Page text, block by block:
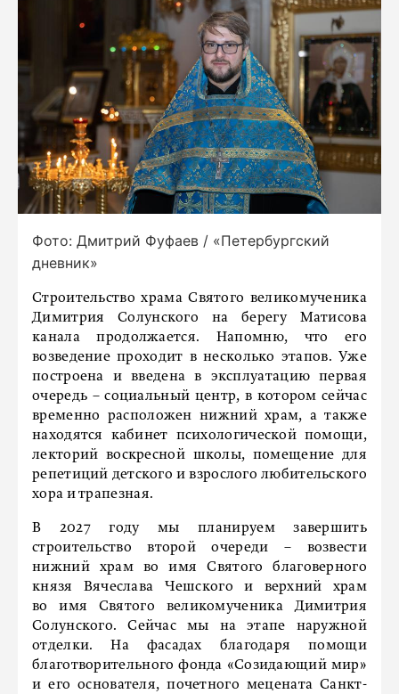
Фото: Дмитрий Фуфаев / «Петербургский
дневник»
Строительство храма Святого великомученика
Димитрия Солунского на берегу Матисова
канала продолжается. Напомню, что его
возведение проходит в несколько этапов. Уже
построена и введена в эксплуатацию первая
очередь – социальный центр, в котором сейчас
временно расположен нижний храм, а также
находятся кабинет психологической помощи,
лекторий воскресной школы, помещение для
репетиций детского и взрослого любительского
хора и трапезная.
В 2027 году мы планируем завершить
строительство второй очереди – возвести
нижний храм во имя Святого благоверного
князя Вячеслава Чешского и верхний храм
во имя Святого великомученика Димитрия
Солунского. Сейчас мы на этапе наружной
отделки. На фасадах благодаря помощи
благотворительного фонда «Созидающий мир»
и его основателя, почетного мецената Санкт-